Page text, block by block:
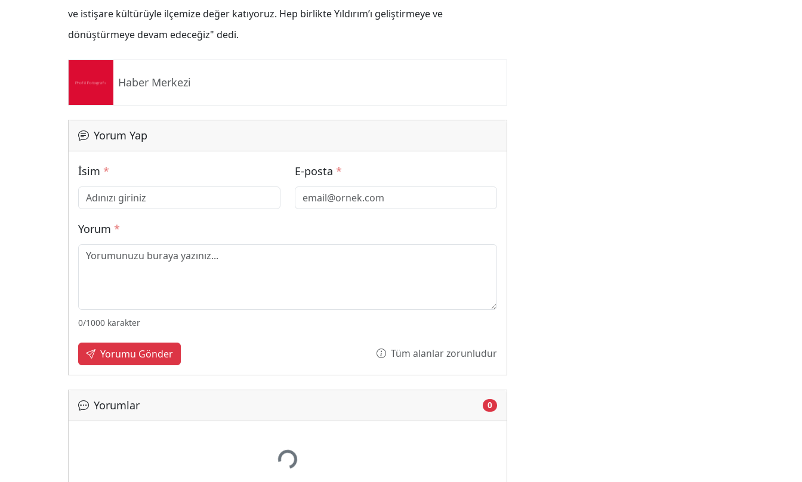
ve istişare kültürüyle ilçemize değer katıyoruz. Hep birlikte Yıldırım’ı geliştirmeye ve
dönüştürmeye devam edeceğiz" dedi.
Haber Merkezi
Yorum Yap
İsim * E-posta *
Yorum *
0/1000 karakter
Yorumu Gönder Tüm alanlar zorunludur
Yorumlar 0
Yükleniyor...